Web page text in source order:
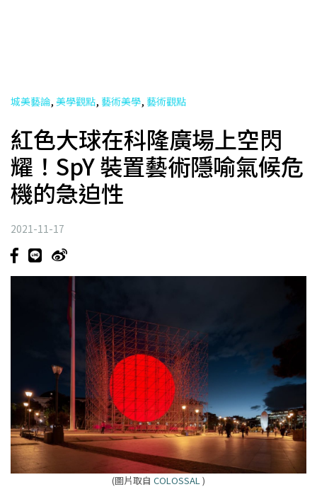
城美藝論, 美學觀點, 藝術美學, 藝術觀點
紅色大球在科隆廣場上空閃
耀！SpY 裝置藝術隱喻氣候危
機的急迫性
2021-11-17
(圖片取自 COLOSSAL )